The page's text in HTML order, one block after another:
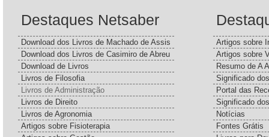
Destaques Netsaber
Download dos Livros de Machado de Assis
Download dos Livros de Casimiro de Abreu
Download de Livros
Livros de Filosofia
Livros de Administração
Livros de Direito
Livros de Agronomia
Artigos sobre Fisioterapia
Artigos sobre
Artigos sobre
Resumo de A
Significado
Portal das
Significado
Notícias
Fontes Grátis